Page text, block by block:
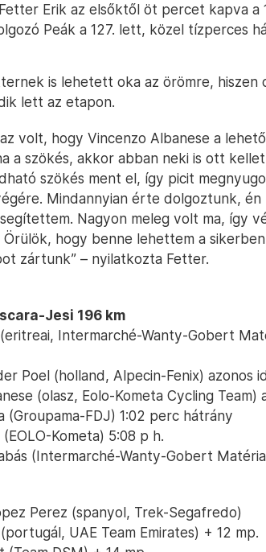
Erik az elsőktől öt percet kapva a
Peák a 127. lett, közel tízperces
is lehetett oka az örömre, hiszen
lett az etapon.
volt, hogy Vincenzo Albanese a
a szökés, akkor abban neki is ott
szökés ment el, így picit
Mindannyian érte dolgoztunk, én
Nagyon meleg volt ma, így
hogy benne lehettem a
zártunk” – nyilatkozta Fetter.
Jesi 196 km
(eritreai, Intermarché-Wanty-Gobert
Poel (holland, Alpecin-Fenix) azonos
(olasz, Eolo-Kometa Cycling Team)
(Groupama-FDJ) 1:02 perc hátrány
(EOLO-Kometa) 5:08 p h.
(Intermarché-Wanty-Gobert
Perez (spanyol, Trek-Segafredo)
UAE Team Emirates) + 12 mp.